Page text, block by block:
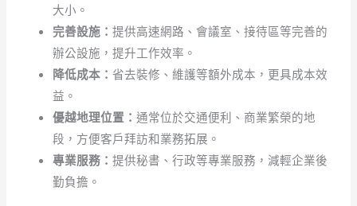
大小。
完善設施：提供高速網路、會議室、接待區等完善的
辦公設施，提升工作效率。
降低成本：省去裝修、維護等額外成本，更具成本效
益。
優越地理位置：通常位於交通便利、商業繁榮的地
段，方便客戶拜訪和業務拓展。
專業服務：提供秘書、行政等專業服務，減輕企業後
勤負擔。